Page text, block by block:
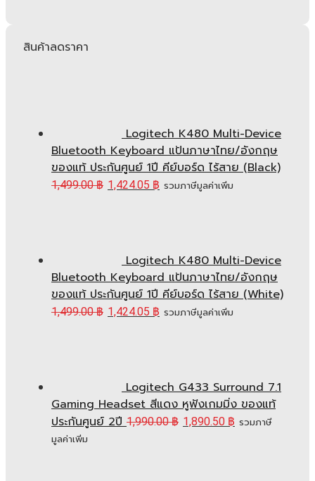
สินค้าลดราคา
Logitech K480 Multi-Device
Bluetooth Keyboard แป้นภาษาไทย/อังกฤษ
ของแท้ ประกันศูนย์ 1ปี คีย์บอร์ด ไร้สาย (Black)
1,499.00฿ 1,424.05 ฿ รวมภาษีมูลค่าเพิ่ม
Logitech K480 Multi-Device
Bluetooth Keyboard แป้นภาษาไทย/อังกฤษ
ของแท้ ประกันศูนย์ 1ปี คีย์บอร์ด ไร้สาย (White)
1,499.00฿ 1,424.05 ฿ รวมภาษีมูลค่าเพิ่ม
Logitech G433 Surround 7.1
Gaming Headset สีแดง หูฟังเกมมิ่ง ของแท้
ประกันศูนย์ 2ปี 1,990.00฿ 1,890.50 ฿ รวมภาษี
มูลค่าเพิ่ม